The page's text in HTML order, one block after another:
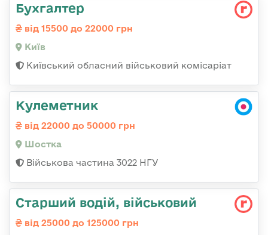
Бухгалтер
від 15500 до 22000 грн
Київ
Київський обласний військовий комісаріат
Кулеметник
від 22000 до 50000 грн
Шостка
Військова частина 3022 НГУ
Стаpший водій, військовий
від 25000 до 125000 грн